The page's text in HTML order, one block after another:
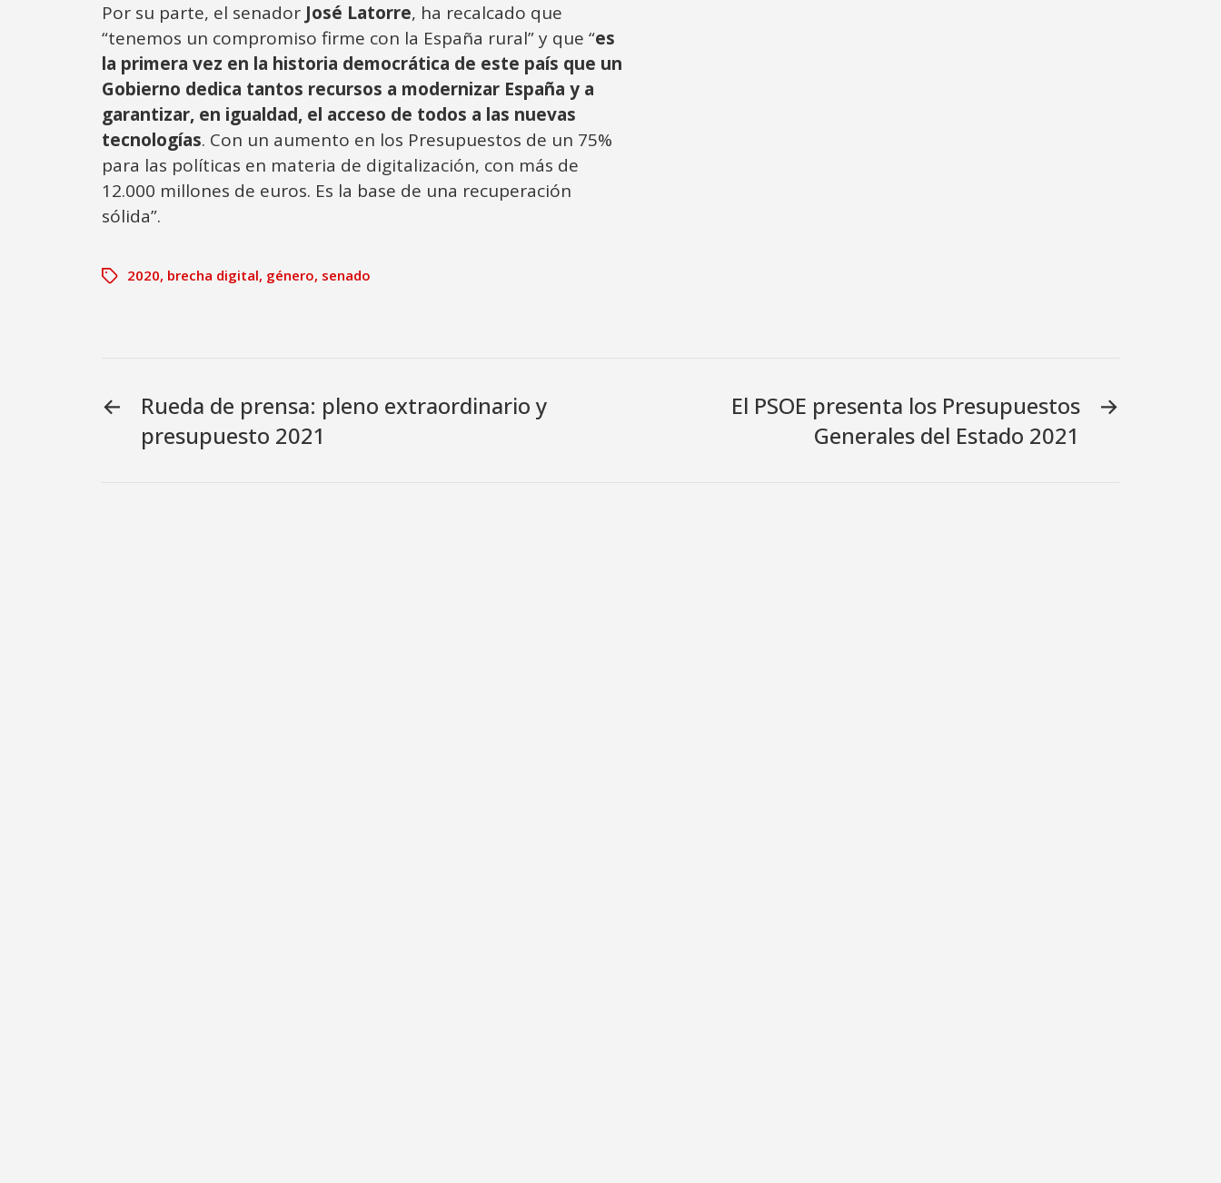
Por su parte, el senador José Latorre, ha recalcado que
“tenemos un compromiso firme con la España rural” y que “es
la primera vez en la historia democrática de este país que un
Gobierno dedica tantos recursos a modernizar España y a
garantizar, en igualdad, el acceso de todos a las nuevas
tecnologías. Con un aumento en los Presupuestos de un 75%
para las políticas en materia de digitalización, con más de
12.000 millones de euros. Es la base de una recuperación
sólida”.
2020, brecha digital, género, senado
←
Rueda de prensa: pleno extraordinario y
presupuesto 2021
→
El PSOE presenta los Presupuestos
Generales del Estado 2021